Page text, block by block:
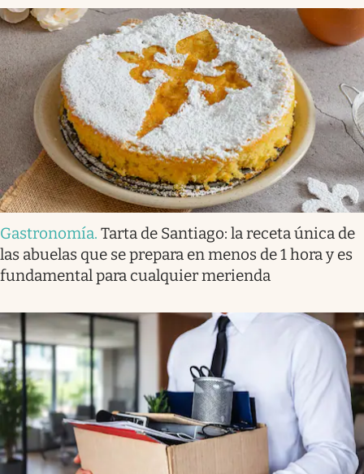
Gastronomía. Tarta de Santiago: la receta única de
las abuelas que se prepara en menos de 1 hora y es
fundamental para cualquier merienda